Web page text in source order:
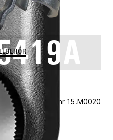
Vårt art.nr 15.M0020